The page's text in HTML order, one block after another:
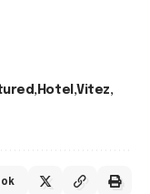
Hotel Vitez